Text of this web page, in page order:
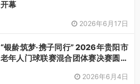
开幕
2026年6月17日
“银龄筑梦·携子同行” 2026年贵阳市
老年人门球联赛混合团体赛决赛圆满
2026年6月4日